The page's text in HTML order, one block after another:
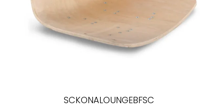
SCKONALOUNGEBFSC